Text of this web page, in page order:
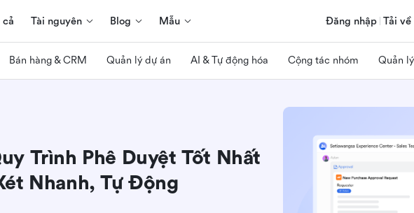
cả Tài nguyên Blog Mẫu Đăng nhập Tải về
Bán hàng & CRM Quản lý dự án AI & Tự động hóa Cộng tác nhóm Quản
Trình Phê Duyệt Tốt Nhất
Nhanh, Tự Động